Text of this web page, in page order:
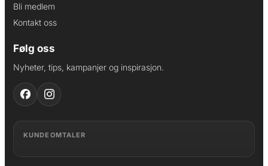
Bli medlem
Kontakt oss
Følg oss
Nyheter, tips, kampanjer og inspirasjon.
KUNDEOMTALER